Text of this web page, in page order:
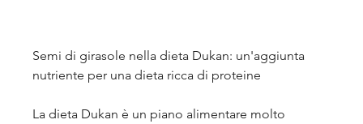
Semi di girasole nella dieta Dukan: un'aggiunta
nutriente per una dieta ricca di proteine
La dieta Dukan è un piano alimentare molto